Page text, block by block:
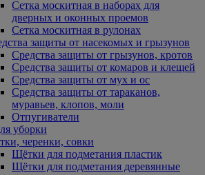
Сетка москитная в наборах для
дверных и оконных проемов
Сетка москитная в рулонах
защиты от насекомых и грызунов
Средства защиты от грызунов, кротов
Средства защиты от комаров и клещей
Средства защиты от мух и ос
Средства защиты от тараканов,
муравьев, клопов, моли
Отпугиватели
уборки
черенки, совки
Щётки для подметания пластик
Щётки для подметания деревянные